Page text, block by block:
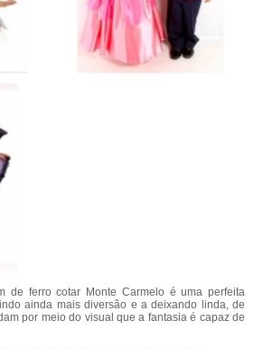
de ferro cotar Monte Carmelo é uma perfeita
ainda mais diversão e a deixando linda, de
por meio do visual que a fantasia é capaz de